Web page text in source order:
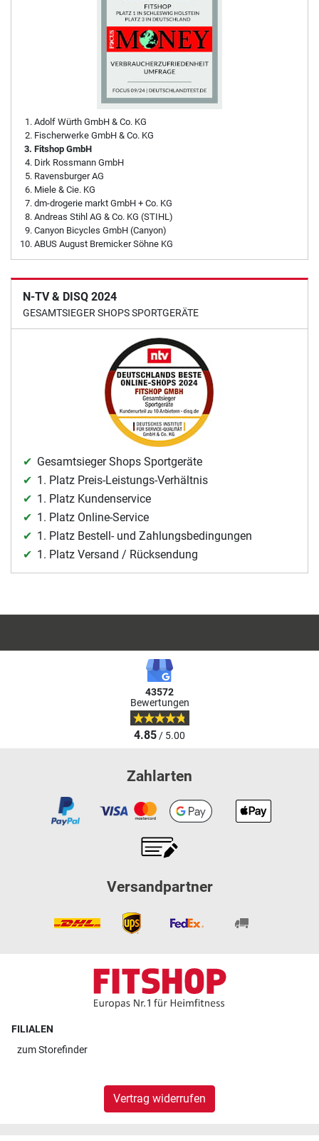
Adolf Würth GmbH & Co. KG
Fischerwerke GmbH & Co. KG
Fitshop GmbH
Dirk Rossmann GmbH
Ravensburger AG
Miele & Cie. KG
dm-drogerie markt GmbH + Co. KG
Andreas Stihl AG & Co. KG (STIHL)
Canyon Bicycles GmbH (Canyon)
ABUS August Bremicker Söhne KG
N-TV & DISQ 2024
GESAMTSIEGER SHOPS SPORTGERÄTE
Gesamtsieger Shops Sportgeräte
1. Platz Preis-Leistungs-Verhältnis
1. Platz Kundenservice
1. Platz Online-Service
1. Platz Bestell- und Zahlungsbedingungen
1. Platz Versand / Rücksendung
43572
Bewertungen
4.85/ 5.00
Zahlarten
Versandpartner
FILIALEN
zumStorefinder
Vertrag widerrufen